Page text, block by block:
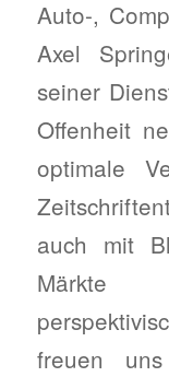
Auto-,
Axel
seiner
Offenheit
optimale
auch mit
Märkte
freuen